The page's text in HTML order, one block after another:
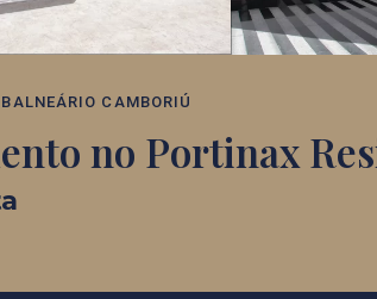
BALNEÁRIO CAMBORIÚ
no Portinax